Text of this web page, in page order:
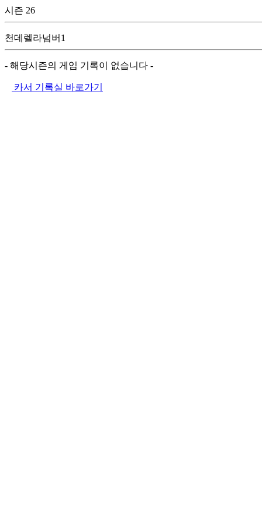
시즌 26
천데렐라넘버1
- 해당시즌의 게임 기록이 없습니다 -
카서 기록실 바로가기